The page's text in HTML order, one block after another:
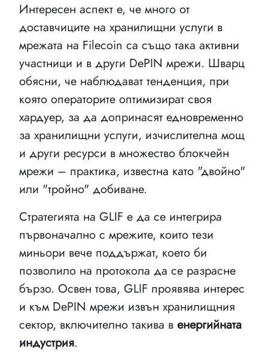
Интересен аспект е, че много от
доставчиците на хранилищни услуги в
мрежата на Filecoin са също така активни
участници и в други DePIN мрежи. Шварц
обясни, че наблюдават тенденция, при
която операторите оптимизират своя
хардуер, за да допринасят едновременно
за хранилищни услуги, изчислителна мощ
и други ресурси в множество блокчейн
мрежи – практика, известна като "двойно"
или "тройно" добиване.
Стратегията на GLIF е да се интегрира
първоначално с мрежите, които тези
миньори вече поддържат, което би
позволило на протокола да се разрасне
бързо. Освен това, GLIF проявява интерес
и към DePIN мрежи извън хранилищния
сектор, включително такива в енергийната
индустрия.